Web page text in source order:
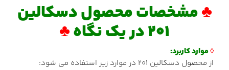
♣مشخصات محصول دسکالین
201 در یک نگاه ♣
◊موارد کاربرد:
از محصول دسکالین 201 در موارد زیر استفاده می شود: